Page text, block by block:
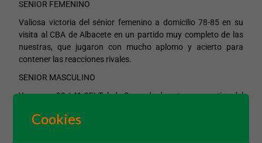
SENIOR FEMENINO
Valiosa victoria del sénior femenino a domicilio 78-85 en su
visita al CBA de Albacete en un partido muy completo de las
nuestras, que jugaron con mucho aplomo y acierto para
contener las reacciones rivales.
SENIOR MASCULINO
Yunquera 90 / 41 CEI ToledoSegunda derrota consecutiva del
numerosas lesiones, el escaso porcentaje de acierto en T2 y la
Cookies